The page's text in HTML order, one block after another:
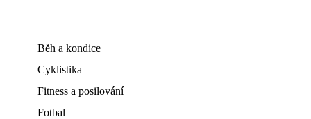
Běh a kondice
Cyklistika
Fitness a posilování
Fotbal